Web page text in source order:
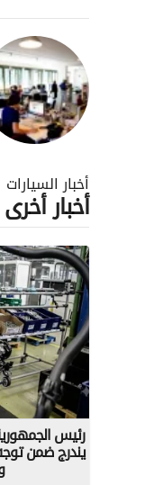
أخبار السيارات
أخبار أخرى
رئيس
يندرج ضمن